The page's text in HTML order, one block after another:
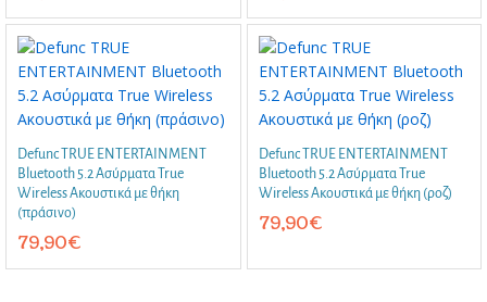
Defunc TRUE ENTERTAINMENT
Bluetooth 5.2 Ασύρματα True
Wireless Ακουστικά με θήκη
(πράσινο)
79,90€
Defunc TRUE ENTERTAINMENT
Bluetooth 5.2 Ασύρματα True
Wireless Ακουστικά με θήκη (ροζ)
79,90€